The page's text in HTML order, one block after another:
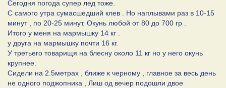
Сегодня погода супер лед тоже.
С самого утра сумасшедший клев . Но наплывами раз в 10-15
минут , по 20-25 минут. Окунь любой от 80 до 700 гр .
Итого у меня на мармышку 14 кг .
у друга на мармышку почти 16 кг.
У третьего товарищя на блесну около 11 кг но у него окунь
крупнее.
Сидели на 2.5метрах , ближе к черному , главное за весь день
не одного поджопника , Лиш од вечер подошли двое